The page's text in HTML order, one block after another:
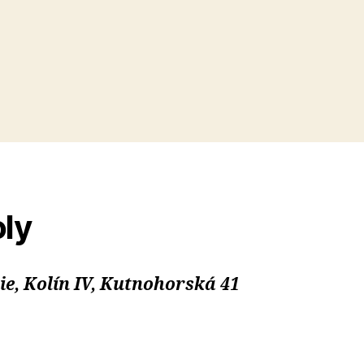
Kolín IV, Kutnohorská 41